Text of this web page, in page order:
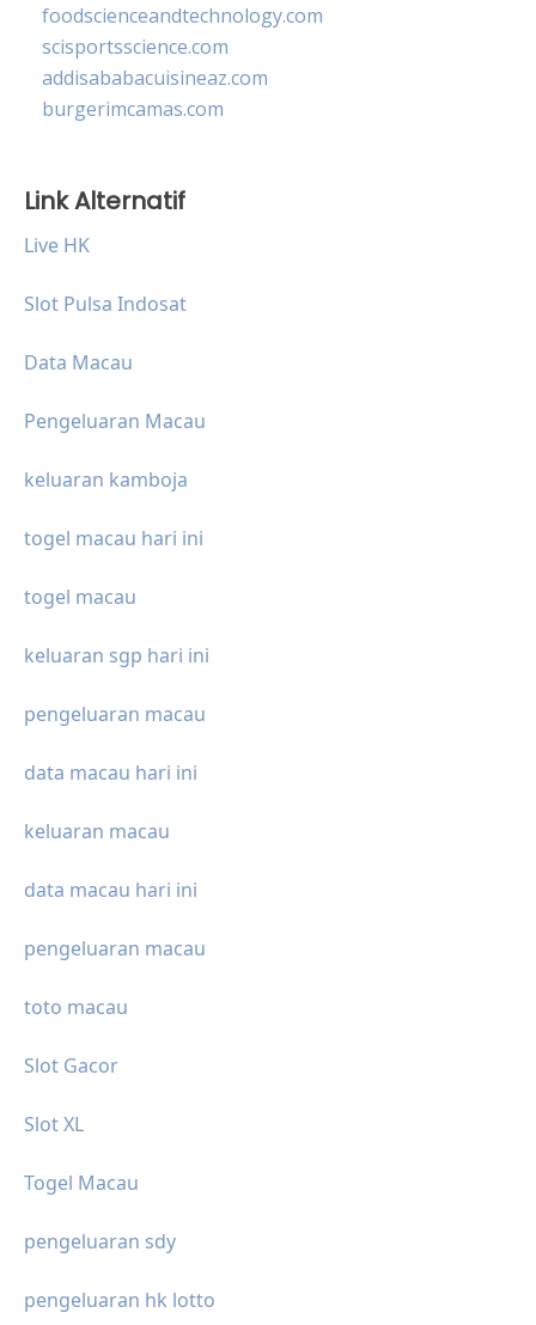
foodscienceandtechnology.com
scisportsscience.com
addisababacuisineaz.com
burgerimcamas.com
Link Alternatif
Live HK
Slot Pulsa Indosat
Data Macau
Pengeluaran Macau
keluaran kamboja
togel macau hari ini
togel macau
keluaran sgp hari ini
pengeluaran macau
data macau hari ini
keluaran macau
data macau hari ini
pengeluaran macau
toto macau
Slot Gacor
Slot XL
Togel Macau
pengeluaran sdy
pengeluaran hk lotto